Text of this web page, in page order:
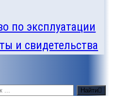
по эксплуатации
и свидетельства
Найти